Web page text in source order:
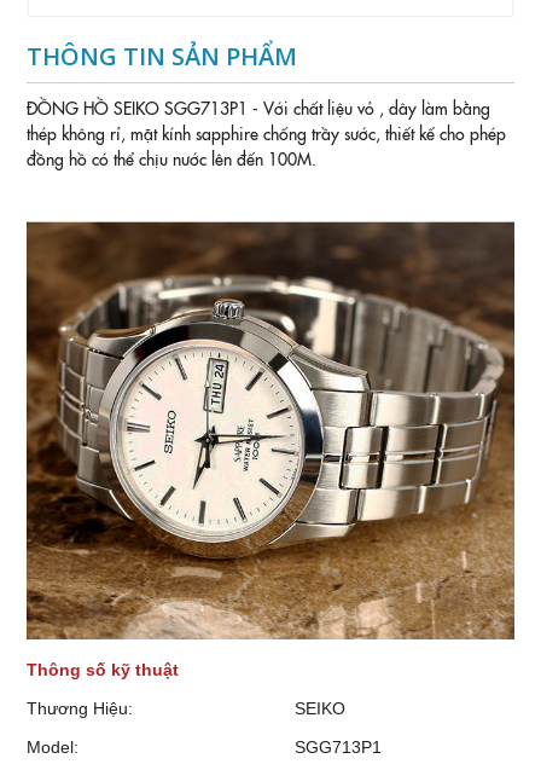
THÔNG TIN SẢN PHẨM
ĐỒNG HỒ SEIKO SGG713P1 - Với chất liệu vỏ , dây làm bằng
thép không rỉ, mặt kính sapphire chống trầy sước, thiết kế cho phép
đồng hồ có thể chịu nước lên đến 100M.
Thông số kỹ thuật
Thương Hiệu:
SEIKO
Model:
SGG713P1